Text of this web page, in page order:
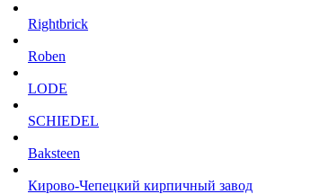
Rightbrick
Roben
LODE
SCHIEDEL
Baksteen
Кирово-Чепецкий кирпичный завод